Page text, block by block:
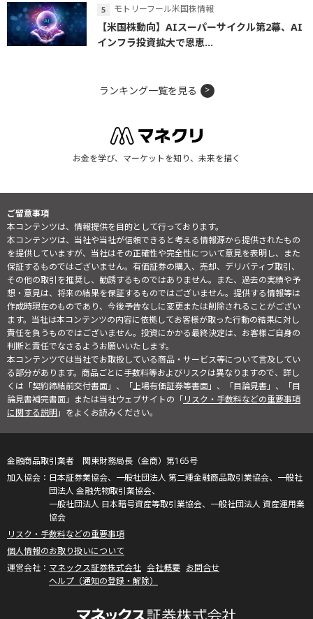
モトリーフール米国株情報
【米国株動向】AIスーパーサイクル第2幕、AI
インフラ投資拡大で恩恵...
ランキング一覧を見る
お金を学び、マーケットを知り、未来を描く
ご留意事項
本コンテンツは、情報提供を目的として行っております。
本コンテンツは、当社や当社が信頼できると考える情報源から提供されたもの
を提供していますが、当社はその正確性や完全性について意見を表明し、また
保証するものではございません。有価証券の購入、売却、デリバティブ取引、
その他の取引を推奨し、勧誘するものではありません。また、過去の実績や予
想・意見は、将来の結果を保証するものではございません。提供する情報等は
作成時現在のものであり、今後予告なしに変更または削除されることがござい
ます。当社は本コンテンツの内容に依拠してお客様が取った行動の結果に対し
責任を負うものではございません。投資にかかる最終決定は、お客様ご自身の
判断と責任でなさるようお願いいたします。
本コンテンツでは当社でお取扱している商品・サービス等について言及してい
る部分があります。商品ごとに手数料等およびリスクは異なりますので、詳し
くは「契約締結前交付書面」、「上場有価証券等書面」、「目論見書」、「目
論見書補完書面」または当社ウェブサイトの「リスク・手数料などの重要事項
に関する説明」をよくお読みください。
金融商品取引業者 関東財務局長（金商）第165号
日本証券業協会、一般社団法人 第二種金融商品取引業協会、一般社
団法人 金融先物取引業協会、
一般社団法人 日本暗号資産等取引業協会、一般社団法人 資産運用業
協会
リスク・手数料などの重要事項
個人情報のお取り扱いについて
マネックス証券株式会社 会社概要 お問合せ
ヘルプ（通知の登録・解除）